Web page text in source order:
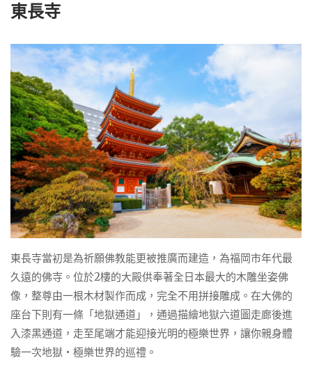
東長寺
東長寺當初是為祈願佛教能更被推廣而建造，為福岡市年代最
久遠的佛寺。位於2樓的大殿供奉著全日本最大的木雕坐姿佛
像，整尊由一根木材製作而成，完全不用拼接雕成。在大佛的
座台下則有一條「地獄通道」，通過描繪地獄六道圖走廊後進
入漆黑通道，走至尾端才能迎接光明的極樂世界，讓你親身體
驗一次地獄・極樂世界的巡禮。